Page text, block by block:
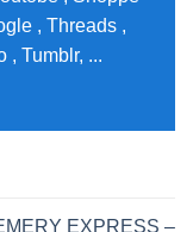
, Threads ,
, Tumblr, ...
EXPRESS –